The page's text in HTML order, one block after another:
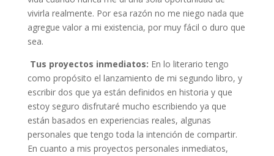
vivirla realmente. Por esa razón no me niego nada que
agregue valor a mi existencia, por muy fácil o duro que
sea.
Tus proyectos inmediatos: En lo literario tengo
como propósito el lanzamiento de mi segundo libro, y
escribir dos que ya están definidos en historia y que
estoy seguro disfrutaré mucho escribiendo ya que
están basados en experiencias reales, algunas
personales que tengo toda la intención de compartir.
En cuanto a mis proyectos personales inmediatos,